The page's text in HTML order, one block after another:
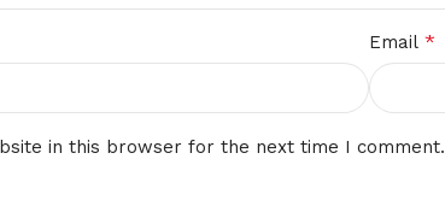
Email *
in this browser for the next time I comment.